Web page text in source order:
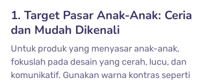
1. Target Pasar Anak-Anak: Ceria
dan Mudah Dikenali
Untuk produk yang menyasar anak-anak,
fokuslah pada desain yang cerah, lucu, dan
komunikatif. Gunakan warna kontras seperti